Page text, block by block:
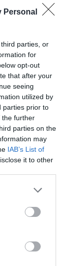
Personal
parties, or
for
opt-out
that after your
seeing
utilized by
parties prior to
the further
parties on the
may
IAB’s List of
it to other
financiados
delSNSdeben
productos
CE
y
no puede ser
general.
u orden
y requiere
laDirección
del SNS y
estar
el
coste-
para el